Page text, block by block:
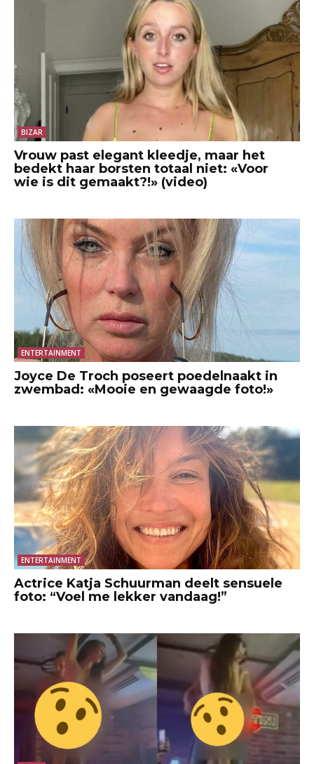
BIZAR
Vrouw past elegant kleedje, maar het
bedekt haar borsten totaal niet: «Voor
wie is dit gemaakt?!» (video)
ENTERTAINMENT
Joyce De Troch poseert poedelnaakt in
zwembad: «Mooie en gewaagde foto!»
ENTERTAINMENT
Actrice Katja Schuurman deelt sensuele
foto: “Voel me lekker vandaag!”